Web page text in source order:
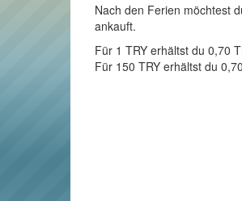
Nach den Ferien möchtest
ankauft.
Für 1 TRY erhältst du 0,70
Für 150 TRY erhältst du